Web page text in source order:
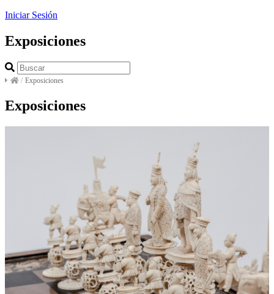
Iniciar Sesión
Exposiciones
/ Exposiciones
Exposiciones